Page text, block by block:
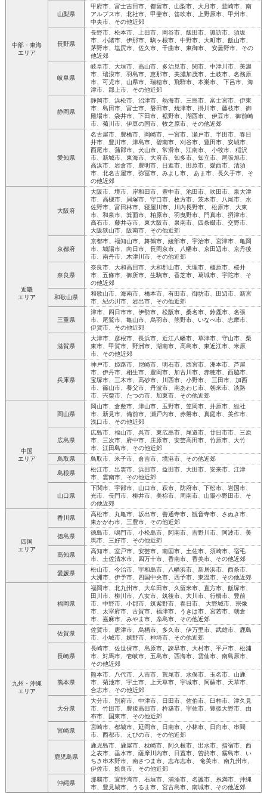
中部・東海
エリア
山梨県
甲府市、富士吉田市、都留市、山梨市、大月市、韮崎市、南
アルプス市、北社市、甲斐市、笛吹市、上野原市、甲州市、
中央市、その他近郊
長野県
長野市、松本市、上田市、岡谷市、飯田市、諏訪市、須坂
市、小諸市、伊那市、駒ヶ根市、中野市、大町市、飯山市、
茅野市、塩尻市、佐久市、千曲市、東御市、 安曇野市、その
他近郊
岐阜県
岐阜市、大垣市、高山市、多治見市、関市、中津川市、美濃
市、瑞浪市、羽島市、恵那市、美濃加茂市、土岐市、名務原
市、可児市、山県市、瑞穂市、飛騨市、本巣市、 下呂市、海
津市、郡上市、その他近郊
静岡県
静岡市、浜松市、沼津市、熱海市、三島市、富士宮市、伊東
市、島田市、富士市、磐田市、焼津市、掛川市、藤枝市、御
殿場市、袋井市、下田市、裾野市、湖西市、 伊豆市、御前崎
市、菊川市、伊豆の国市、牧之原市、その他近郊
愛知県
名古屋市、豊橋市、岡崎市、一宮市、瀬戸市、半田市、春日
井市、豊川市、津島市、碧南市、刈谷市、豊田市、安城市、
西尾市、蒲郡市、犬山市、常滑市、江南市、 小牧市、稲沢
市、新城市、東海市、大府市、知多市、知立市、尾張旭市、
高浜市、岩倉市、豊明市、日進市、田原市、愛西市、清須
市、北名古屋市、弥冨市、みよし市、 あま市、長久手市、そ
の他近郊
近畿
エリア
大阪府
大阪市、境市、岸和田市、豊中市、池田市、吹田市、泉大津
市、高槻市、貝塚市、守口市、枚方市、茨木市、八尾市、水
佐野市、富田林市、寝屋川市、川内長野市、 松原市、大東
市、和泉市、箕面市、柏原市、羽曳野市、門真市、摂津市、
高石市、藤井寺市、東大阪市、泉南市、四条畷市、交野市、
大阪狭山市、阪南市、その他近郊
京都府
京都市、福知山市、舞鶴市、綾部市、宇治市、宮津市、亀岡
市、城陽市、向日市、長岡京市、八幡市、京田辺市、京丹後
市、南丹市、木津川市、その他近郊
奈良県
奈良市、大和高田市、大和郡山市、天理市、橿原市、桜井
市、五條市、御所市、生駒市、香芝市、葛城市、宇陀市、そ
の他近郊
和歌山県
和歌山市、海南市、橋本市、有田市、御坊市、田辺市、新宮
市、紀の川市、岩出市、その他近郊
三重県
津市、四日市市、伊勢市、松阪市、桑名市、鈴鹿市、名張
市、尾鷲市、亀山市、烏羽市、熊野市、いなべ市、志摩市、
伊賀市、その他近郊
滋賀県
大津市、彦根市、長浜市、近江八幡市、草津市、守山市、栗
東市、甲賀市、野洲市、湖南市、高島市、東近江市、米原
市、その他近郊
兵庫県
神戸市、姫路市、尼崎市、明石市、西宮市、洲本市、芦屋
市、伊丹市、相生市、豊岡市、加古川市、赤穂市、西脇市、
宝塚市、三木市、高砂市、川西市、小野市、 三田市、加西
市、篠山市、養父市、丹波市、南あわじ市、朝来市、淡路
市、宍粟市、たつの市、加東市、その他近郊
中国
エリア
岡山県
岡山市、倉敷市、津山市、玉野市、笠岡市、井原市、総社
市、新見市、備前市、瀬戸内市、赤磐市、真庭市、美作市、
浅口市、その他近郊
広島県
広島市、福山市、呉市、東広島市、尾道市、廿日市市、三原
市、三次市、府中市、庄原市、安芸高田市、竹原市、大竹
市、江田島市、その他近郊
鳥取県
鳥取市、米子市、倉吉市、境港市、その他近郊
島根県
松江市、出雲市、浜田市、益田市、大田市、安来市、江津
市、雲南市、その他近郊
山口県
下関市、宇部市、山口市、萩市、防府市、下松市、岩国市、
光市、長門市、柳井市、美祢市、周南市、山陽小野田市、そ
の他近郊
四国
エリア
香川県
高松市、丸亀市、坂出市、善通寺市、観音寺市、さぬき市、
東かがわ市、三豊市、その他近郊
徳島県
徳島市、鳴門市、小松島市、阿南市、吉野川市、阿波市、美
馬市、三好市、その他近郊
高知県
高知市、室戸市、安芸市、南国市、土佐市、須崎市、宿毛
市、土佐清水市、四万十市、香南市、香美市、その他近郊
愛媛県
松山市、今治市、宇和島市、八幡浜市、新居浜市、西条市、
大洲市、伊予市、四国中央市、西予市、東温市、その他近郊
九州・沖縄
エリア
福岡県
福岡市、北九州市、大牟田市、久留米市、直方市、飯塚市、
田川市、柳川市、八女市、筑後市、大川市、行橋市、豊前
市、中野市、小郡市、筑紫野市、春日市、 大野城市、宗像
市、太宰府市、古賀市、福津市、うきは市、宮若市、朝倉
市、嘉麻市、みやま市、糸島市、その他近郊
佐賀県
佐賀市、唐津市、烏栖市、多久市、伊万里市、武雄市、鹿島
市、小城市、嬉野市、神埼市、その他近郊
長崎県
長崎市、佐世保市、島原市、諫早市、大村市、平戸市、松浦
市、対馬市、壱岐市、五島市、西海市、雲仙市、南島原市、
その他近郊
熊本県
熊本市、八代市、人吉市、荒尾市、水俣市、玉名市、山鹿
市、菊池市、宇土市、上天草市、宇城市、阿蘇市、天草市、
合志市、その他近郊
大分県
大分市、別府市、中津市、日田市、佐伯市、臼杵市、津久見
市、竹田市、豊後高田市、杵築市、宇佐市、豊後大野市、由
布市、国東市、その他近郊
宮崎県
宮崎市、都城市、延岡市、日南市、小林市、日向市、串間
市、西都市、えびの市、その他近郊
鹿児島県
鹿児島市、鹿屋市、枕崎市、阿久根市、出水市、指宿市、西
之表市、垂水市、薩摩川内市、日置市、曽於市、霧島市、い
ちき串木野市、南さつま市、志布志市、 奄美市、南九州市、
伊佐市、姶良市、その他近郊
沖縄県
那覇市、宜野湾市、石垣市、浦添市、名護市、糸満市、沖縄
市、豊見城市、うるま市、宮古島市、南城市、その他近郊